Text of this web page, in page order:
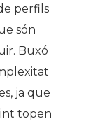
perfils
són
Buxó
ja que
topen